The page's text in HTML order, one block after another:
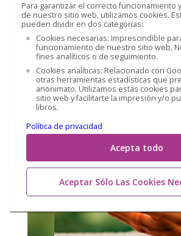
Para garantizar el correcto funcionamiento
de nuestro sitio web, utilizamos cookies.
pueden dividir en dos categorías:
Cookies necesarias: Imprescindible
funcionamiento de nuestro sitio web.
fines analíticos o de seguimiento.
Cookies analíticas: Relacionado con
otras herramientas estadísticas que
anonimato. Utilizamos estas cookies
sitio web y facilitarte la impresión y/o
libros.
Política de privacidad
Acepta todo
Aceptar Sólo Las Cookies
IMPRESO
€ 31,36